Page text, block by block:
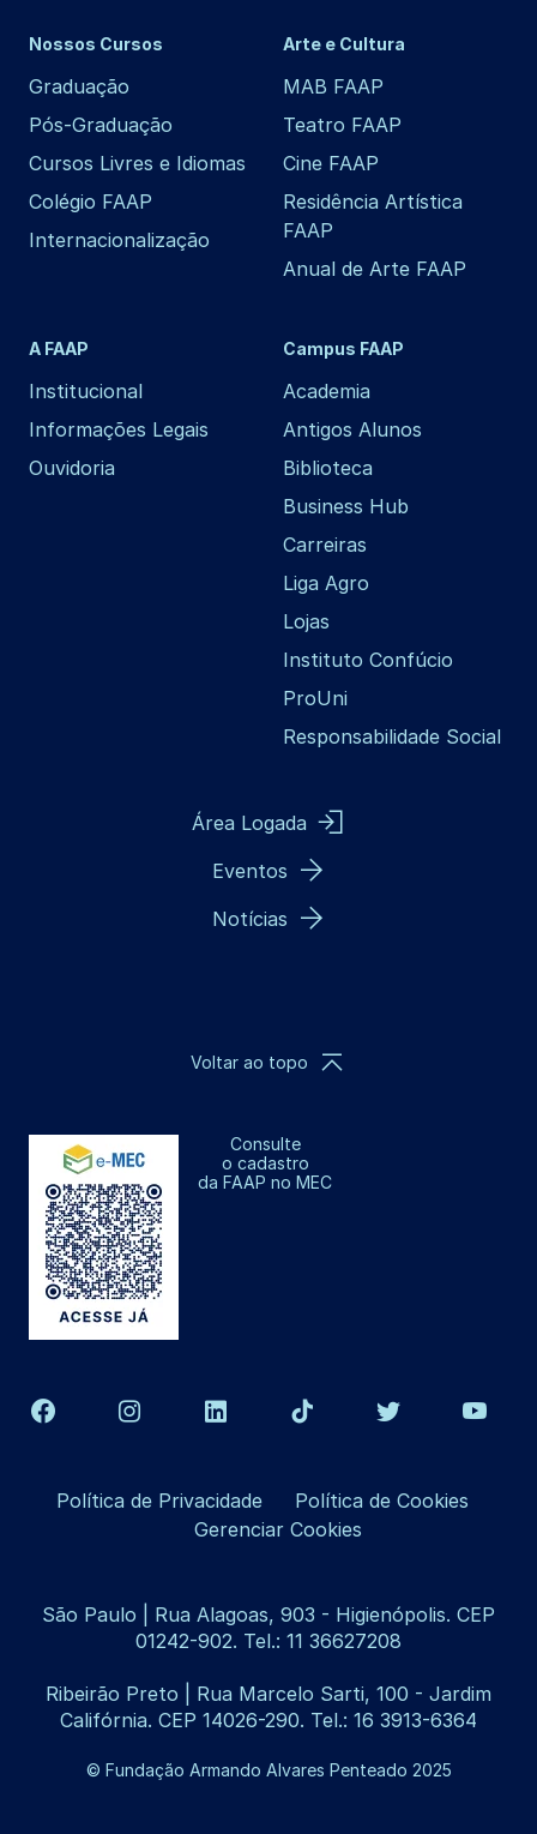
Nossos Cursos
Graduação
Pós-Graduação
Cursos Livres e Idiomas
Colégio FAAP
Internacionalização
Arte e Cultura
MAB FAAP
Teatro FAAP
Cine FAAP
Residência Artística
FAAP
Anual de Arte FAAP
A FAAP
Institucional
Informações Legais
Ouvidoria
Campus FAAP
Academia
Antigos Alunos
Biblioteca
Business Hub
Carreiras
Liga Agro
Lojas
Instituto Confúcio
ProUni
Responsabilidade Social
Área Logada
Eventos
Notícias
Consulte
o cadastro
da FAAP no MEC
Voltar ao topo
Política de Privacidade
Política de Cookies
Gerenciar Cookies
São Paulo | Rua Alagoas, 903 - Higienópolis. CEP
01242-902. Tel.: 11 36627208
Ribeirão Preto | Rua Marcelo Sarti, 100 - Jardim
Califórnia. CEP 14026-290. Tel.: 16 3913-6364
© Fundação Armando Alvares Penteado 2025